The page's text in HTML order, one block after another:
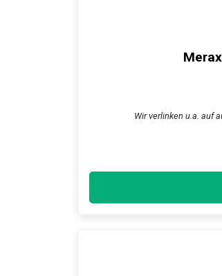
Wir verlinken u.a. auf